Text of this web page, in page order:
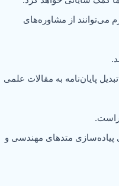
می‌توانند از مشاوره‌های
پایان‌نامه به مقالات علمی
پیاده‌سازی متدهای مهندسی و